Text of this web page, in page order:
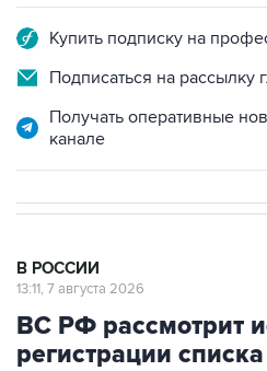
Подписаться на рассылку
Получать оперативные
ВС РФ рассмотрит
регистрации списка
"Яблока" на